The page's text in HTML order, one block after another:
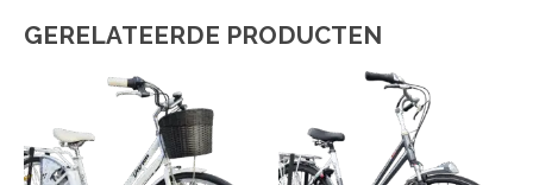
GERELATEERDE PRODUCTEN